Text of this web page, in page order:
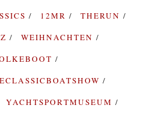
12MR
THERUN
WEIHNACHTEN
YACHTSPORTMUSEUM